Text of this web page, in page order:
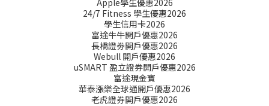
Apple學生優惠2026
24/7 Fitness 學生優惠2026
學生信用卡2026
富途牛牛開戶優惠2026
長橋證劵開戶優惠2026
Webull 開戶優惠2026
uSMART 盈立證券開戶優惠2026
富途現金寶
華泰漲樂全球通開戶優惠2026
老虎證券開戶優惠2026